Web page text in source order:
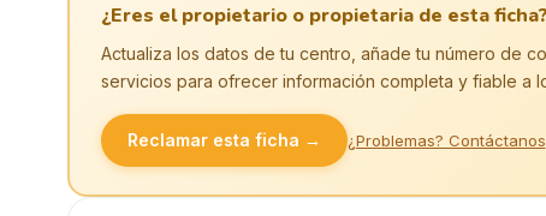
¿Eres el propietario o propietaria de esta ficha?
Actualiza los datos de tu centro, añade tu número de
servicios para ofrecer información completa y fiable a
Reclamar esta ficha → ¿Problemas? Contáctanos